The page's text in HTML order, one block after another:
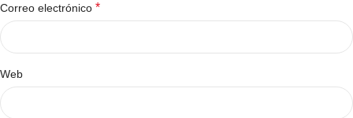
Correo electrónico *
Web